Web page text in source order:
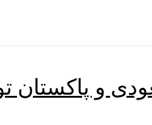
و پاکستان